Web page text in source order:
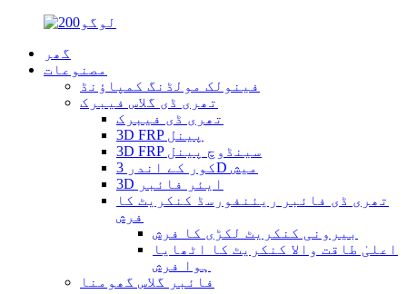
گھر
مصنوعات
فینولک مولڈنگ کمپاؤنڈ
تھری ڈی گلاس فیبرک
تھری ڈی فیبرک
3D FRP پینل
3D FRP سینڈوچ پینل
کور کے اندر 3D میش
3D ایئر فائبر
تھری ڈی فائبر ریئنفورسڈ کنکریٹ کا
فرش
بیرونی کنکریٹ لکڑی کا فرش
اعلیٰ طاقت والا کنکریٹ کا اٹھایا
ہوا فرش
فائبر گلاس گھومنا